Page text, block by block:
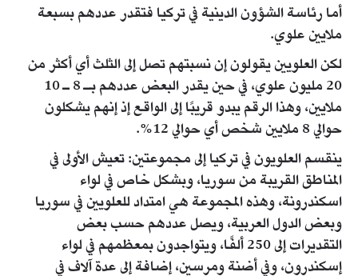
أما رئاسة الشؤون الدينية في تركيا فتقدر عددهم بسبعة
ملايين علوي.
لكن العلويين يقولون إن نسبتهم تصل إلى الثلث أي أكثر من
20 مليون علوي، في حين يقدر البعض عددهم بـ 8 ـ 10
ملايين، وهذا الرقم يبدو قريبًا إلى الواقع إذ إنهم يشكلون
حوالي 8 ملايين شخص أي حوالي 12%.
ينقسم العلويون في تركيا إلى مجموعتين: تعيش الأولى في
المناطق القريبة من سوريا، وبشكل خاص في لواء
اسكندرونة، وهذه المجموعة هي امتداد للعلويين في سوريا
وبعض الدول العربية، ويصل عددهم حسب بعض
التقديرات إلى 250 ألفًا، ويتواجدون بمعظمهم في لواء
إسكندرون، وفي أضنة ومرسين، إضافة إلى عدة آلاف في